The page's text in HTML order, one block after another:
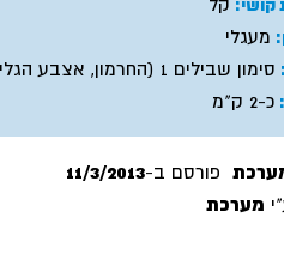
קושי:
מעגלי
סימון שבילים 1 (החרמון, אצבע הגליל ורמת הגולן)
כ-2 ק"מ
פורסם ב-11/3/2013
מערכת